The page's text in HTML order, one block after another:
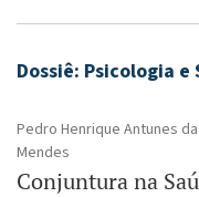
Dossiê: Psicologia
Pedro Henrique Antunes
Mendes
Conjuntura na